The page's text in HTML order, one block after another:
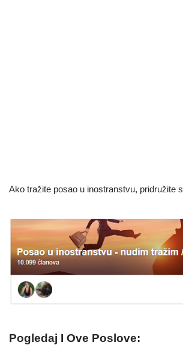
Ako tražite posao u inostranstvu, pridružite
Pogledaj I Ove Poslove: